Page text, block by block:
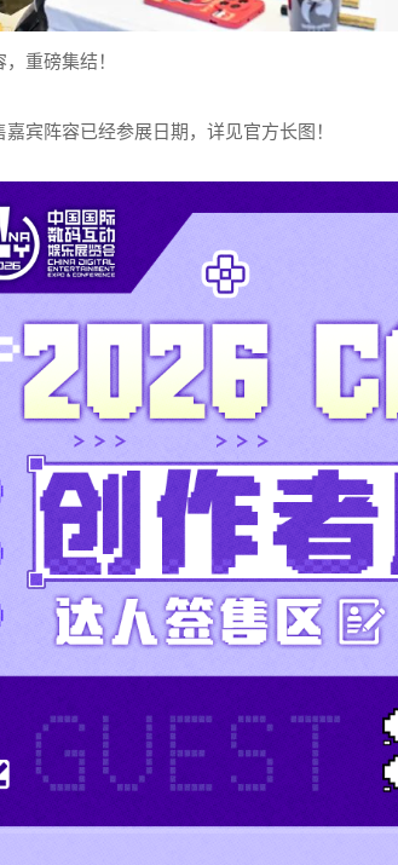
重磅集结！
宾阵容已经参展日期，详见官方长图！